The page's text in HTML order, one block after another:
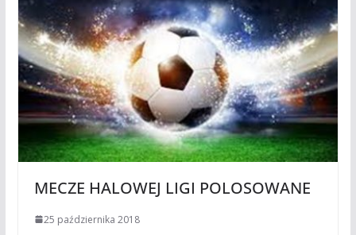
MECZE HALOWEJ LIGI POLOSOWANE
25 października 2018